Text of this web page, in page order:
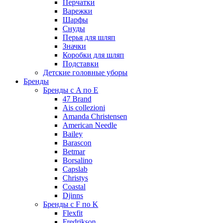
Перчатки
Варежки
Шарфы
Снуды
Перья для шляп
Значки
Коробки для шляп
Подставки
Детские головные уборы
Бренды
Бренды с A по E
47 Brand
Ais collezioni
Amanda Christensen
American Needle
Bailey
Barascon
Betmar
Borsalino
Capslab
Christys
Coastal
Djinns
Бренды с F по K
Flexfit